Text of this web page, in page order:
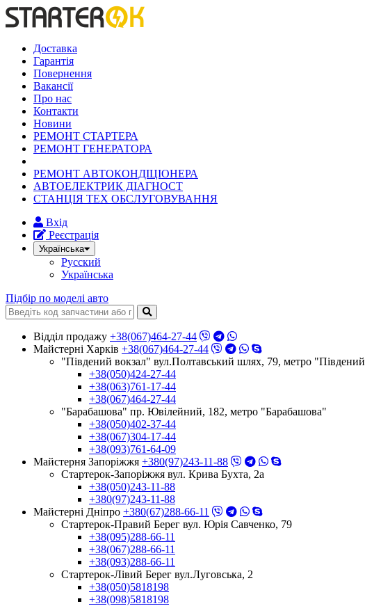
Доставка
Гарантія
Повернення
Вакансії
Про нас
Контакти
Новини
РЕМОНТ СТАРТЕРА
РЕМОНТ ГЕНЕРАТОРА
РЕМОНТ АВТОКОНДІЦІОНЕРА
АВТОЕЛЕКТРИК ДІАГНОСТ
СТАНЦІЯ ТЕХ ОБСЛУГОВУВАННЯ
Вхід
Реєстрація
Українська
Русский
Українська
Підбір по моделі авто
Відділ продажу +38(067)464-27-44
Майстерні Харків +38(067)464-27-44
"Південий вокзал" вул.Полтавський шлях, 79, метро
+38(050)424-27-44
+38(063)761-17-44
+38(067)464-27-44
"Барабашова" пр. Ювілейний, 182, метро "Барабашова"
+38(050)402-37-44
+38(067)304-17-44
+38(093)761-64-09
Майстерня Запоріжжя +380(97)243-11-88
Стартерок-Запоріжжя вул. Крива Бухта, 2а
+38(050)243-11-88
+380(97)243-11-88
Майстерні Днiпро +380(67)288-66-11
Стартерок-Правий Берег вул. Юрія Савченко, 79
+38(095)288-66-11
+38(067)288-66-11
+38(093)288-66-11
Стартерок-Лівий Берег вул.Луговська, 2
+38(050)5818198
+38(098)5818198